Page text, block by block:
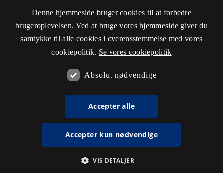
Denne hjemmeside bruger cookies til at forbedre
brugeroplevelsen. Ved at bruge vores hjemmeside giver du
samtykke til alle cookies i overensstemmelse med vores
cookiepolitik. Se vores cookiepolitik
Absolut nødvendige
Accepter alle
Accepter kun nødvendige
VIS DETALJER